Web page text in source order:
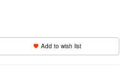
Add to wish list